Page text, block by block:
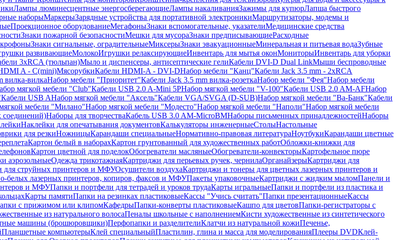
Лампы люминесцентные энергосберегающиеЛампы накаливанияЗажимы для купюрЛапша быстрого
наборыМаркерыЗарядные устройства для портативной электроникиМаршрутизаторы, модемы и
Проекционное оборудованиеМегафоныЗнаки вспомогательные, указателиМедицинские средства
Знаки пожарной безопасностиМешки для мусораЗнаки предписывающиеРасходные
Знаки сигнальные, оградительныеМиксерыЗнаки эвакуационныеМинеральная и питьевая водаЗубные
развивающиеМолокоИгрушки релаксирующиеИнвентарь для мытья оконМониторыИнвентарь для уборки
3xRCA (тюльпан)Мыло и диспенсеры, антисептические гелиКабели DVI-D Dual LinkМыши беспроводные
A - C(mini)МясорубкиКабели HDMI-A - DVI-DНабор мебели "Канц"Кабели Jack 3.5 mm - 2xRCA
вилка-вилкаНабор мебели "Приоритет"Кабели Jack 3.5 mm вилка-розеткаНабор мебели "Фея"Набор мебели
мягкой мебели "Club"Кабели USB 2.0 A-Mini 5PНабор мягкой мебели "V-100"Кабели USB 2.0 AM-AFНабор
Кабели USB AНабор мягкой мебели "Аксель"Кабели VGA/SVGA (D-SUB)Набор мягкой мебели "Ва-Банк"Кабели
мебели "Милано"Набор мягкой мебели "Модесто"Набор мягкой мебели "Наполи"Набор мягкой мебели
соединений)Наборы для творчестваКабель USB 3.0 AM-MicroBMНаборы письменных принадлежностейНаборы
Наклейки для опечатывания документовКалькуляторы инженерныеСтолыНастольные
для резкиНожницыКарандаши специальныеНормативно-правовая литератураНоутбукиКарандаши цветные
Картон белый в наборахКартон грунтованный для художественных работОбложки-книжки для
Картон цветной для поделокОбогреватели масляныеОбогреватели-конвекторыКартофельное пюре
аэрозольныеОдежда трикотажнаяКартриджи для перьевых ручек, чернилаОрганайзерыКартриджи для
для струйных принтеров и МФУОсушители воздухаКартриджи и тонеры для цветных лазерных принтеров и
белых лазерных принтеров, копиров, факсов и МФУПакеты упаковочныеКартриджи с жидким мыломПанели и
и МФУПапки и портфели для тетрадей и уроков трудаКарты игральныеПапки и портфели из пластика и
Карты памятиПапки на резинках пластиковыеКассы "Учись считать"Папки презентационныеКассы
с прижимом или клипомКафедрыПапки-конверты пластиковыеКашпо для цветовПапки-регистраторы с
из натурального волосаПеналы школьные с наполнениемКисти художественные из синтетического
машины (брошюровщики)Перфопапки и разделителиКлатчи из натуральной кожиПеченье,
Планшетные компьютерыКлей специальныйПластилин, глина и масса для моделированияПлееры DVDКлей-